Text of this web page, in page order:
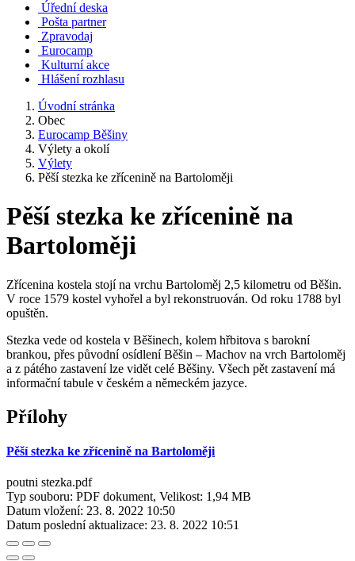
Úřední deska
Pošta partner
Zpravodaj
Eurocamp
Kulturní akce
Hlášení rozhlasu
Úvodní stránka
Obec
Eurocamp Běšiny
Výlety a okolí
Výlety
Pěší stezka ke zřícenině na Bartoloměji
Pěší stezka ke zřícenině na
Bartoloměji
Zřícenina kostela stojí na vrchu Bartoloměj 2,5 kilometru od Běšin.
V roce 1579 kostel vyhořel a byl rekonstruován. Od roku 1788 byl
opuštěn.
Stezka vede od kostela v Běšinech, kolem hřbitova s barokní
brankou, přes původní osídlení Běšin – Machov na vrch Bartoloměj
a z pátého zastavení lze vidět celé Běšiny. Všech pět zastavení má
informační tabule v českém a německém jazyce.
Přílohy
Pěší stezka ke zřícenině na Bartoloměji
poutni stezka.pdf
Typ souboru: PDF dokument, Velikost: 1,94 MB
Datum vložení: 23. 8. 2022 10:50
Datum poslední aktualizace: 23. 8. 2022 10:51